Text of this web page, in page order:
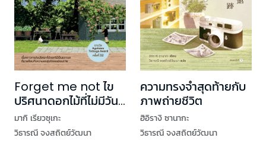
Forget me not ไข
ปริศนาดอกไม้ที่ไม่มีวัน
ลืม
มากิ เรียวซุเกะ
วิธารณี จงสถิตย์วัฒนา
ความทรงจำสุดท้ายกับ
ภาพถ่ายชีวิต
ฮิอิรางิ ซานากะ
วิธารณี จงสถิตย์วัฒนา